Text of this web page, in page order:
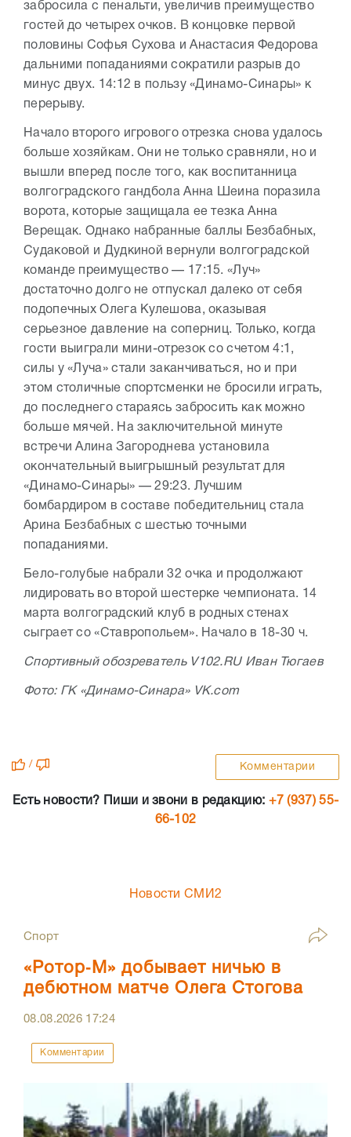
забросила с пенальти, увеличив преимущество
гостей до четырех очков. В концовке первой
половины Софья Сухова и Анастасия Федорова
дальними попаданиями сократили разрыв до
минус двух. 14:12 в пользу «Динамо-Синары» к
перерыву.
Начало второго игрового отрезка снова удалось
больше хозяйкам. Они не только сравняли, но и
вышли вперед после того, как воспитанница
волгоградского гандбола Анна Шеина поразила
ворота, которые защищала ее тезка Анна
Верещак. Однако набранные баллы Безбабных,
Судаковой и Дудкиной вернули волгоградской
команде преимущество — 17:15. «Луч»
достаточно долго не отпускал далеко от себя
подопечных Олега Кулешова, оказывая
серьезное давление на соперниц. Только, когда
гости выиграли мини-отрезок со счетом 4:1,
силы у «Луча» стали заканчиваться, но и при
этом столичные спортсменки не бросили играть,
до последнего стараясь забросить как можно
больше мячей. На заключительной минуте
встречи Алина Загороднева установила
окончательный выигрышный результат для
«Динамо-Синары» — 29:23. Лучшим
бомбардиром в составе победительниц стала
Арина Безбабных с шестью точными
попаданиями.
Бело-голубые набрали 32 очка и продолжают
лидировать во второй шестерке чемпионата. 14
марта волгоградский клуб в родных стенах
сыграет со «Cтавропольем». Начало в 18-30 ч.
Спортивный обозреватель V102.RU Иван Тюгаев
Фото: ГК «Динамо-Синара» VK.com
/ Комментарии
Есть новости? Пиши и звони в редакцию: +7 (937) 55-
66-102
Новости СМИ2
Спорт
«Ротор‑М» добывает ничью в
дебютном матче Олега Стогова
08.08.2026 17:24
Комментарии